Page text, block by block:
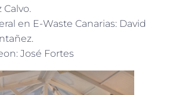
Calvo.
en E-Waste Canarias: David
José Fortes